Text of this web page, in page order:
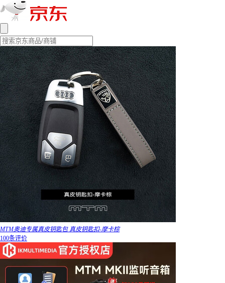
MTM奥迪专属真皮钥匙包 真皮钥匙扣-摩卡棕
100条评价